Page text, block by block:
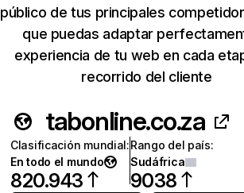
público de tus principales
que puedas adaptar
experiencia de tu web en cada
recorrido del cliente
tabonline.co.za
Clasificación mundial:
En todo el mundo
820.943
Rango del país:
Sudáfrica
9038